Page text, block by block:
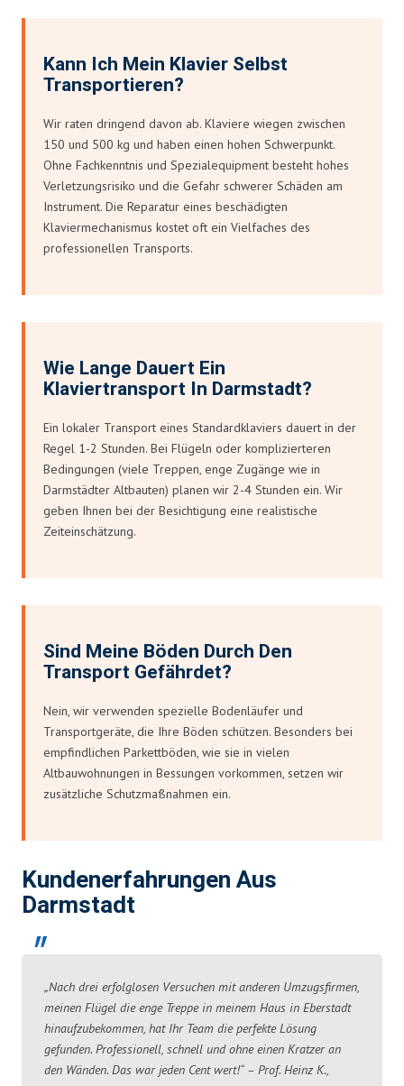
Kann Ich Mein Klavier Selbst
Transportieren?
Wir raten dringend davon ab. Klaviere wiegen zwischen
150 und 500 kg und haben einen hohen Schwerpunkt.
Ohne Fachkenntnis und Spezialequipment besteht hohes
Verletzungsrisiko und die Gefahr schwerer Schäden am
Instrument. Die Reparatur eines beschädigten
Klaviermechanismus kostet oft ein Vielfaches des
professionellen Transports.
Wie Lange Dauert Ein
Klaviertransport In Darmstadt?
Ein lokaler Transport eines Standardklaviers dauert in der
Regel 1-2 Stunden. Bei Flügeln oder komplizierteren
Bedingungen (viele Treppen, enge Zugänge wie in
Darmstädter Altbauten) planen wir 2-4 Stunden ein. Wir
geben Ihnen bei der Besichtigung eine realistische
Zeiteinschätzung.
Sind Meine Böden Durch Den
Transport Gefährdet?
Nein, wir verwenden spezielle Bodenläufer und
Transportgeräte, die Ihre Böden schützen. Besonders bei
empfindlichen Parkettböden, wie sie in vielen
Altbauwohnungen in Bessungen vorkommen, setzen wir
zusätzliche Schutzmaßnahmen ein.
Kundenerfahrungen Aus
Darmstadt
„Nach drei erfolglosen Versuchen mit anderen Umzugsfirmen,
meinen Flügel die enge Treppe in meinem Haus in Eberstadt
hinaufzubekommen, hat Ihr Team die perfekte Lösung
gefunden. Professionell, schnell und ohne einen Kratzer an
den Wänden. Das war jeden Cent wert!“ – Prof. Heinz K.,